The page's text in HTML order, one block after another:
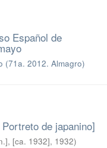
Español de
(71a. 2012. Almagro)
de japanino]
[ca. 1932], 1932)